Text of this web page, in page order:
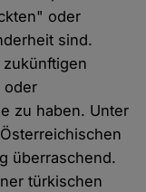
oder
sind.
oder
zu haben. Unter
überraschend.
türkischen